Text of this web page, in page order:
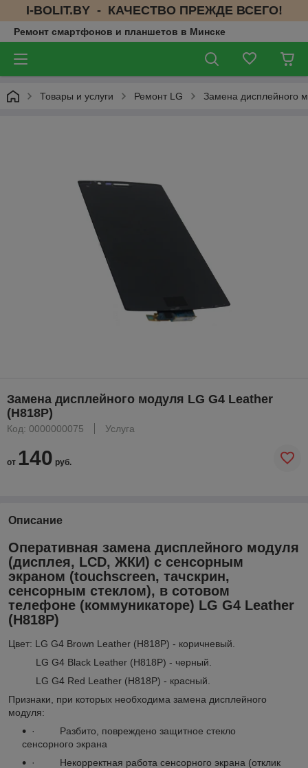
I-BOLIT.BY - КАЧЕСТВО ПРЕЖДЕ ВСЕГО!
Ремонт смартфонов и планшетов в Минске
Товары и услуги Ремонт LG Замена дисплейного
Замена дисплейного модуля LG G4 Leather
(H818P)
Код: 0000000075 Услуга
от 140 руб.
Описание
Оперативная замена дисплейного модуля
(дисплея, LCD, ЖКИ) с сенсорным
экраном (touchscreen, тачскрин,
сенсорным стеклом), в сотовом
телефоне (коммуникаторе) LG G4 Leather
(H818P)
Цвет: LG G4 Brown Leather (H818P) - коричневый.
LG G4 Black Leather (H818P) - черный.
LG G4 Red Leather (H818P) - красный.
Признаки, при которых необходима замена дисплейного
модуля:
· Разбито, повреждено защитное стекло
сенсорного экрана
· Некорректная работа сенсорного экрана (отклик